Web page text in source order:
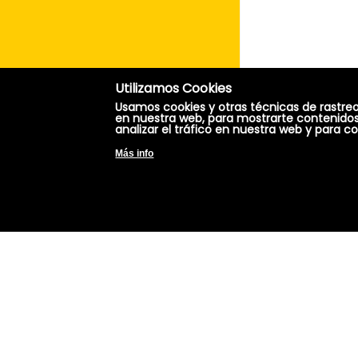
Utilizamos Cookies
Usamos cookies y otras técnicas de
en nuestra web, para mostrarte
analizar el tráfico en nuestra web y para
Más info